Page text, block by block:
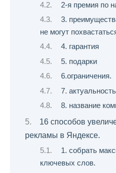
2-я премия по
3.
не могут
4. гарантия
5. подарки
6.ограничения.
7.
8. название
16 способов
рекламы в Яндексе.
1. собрать
ключевых слов.